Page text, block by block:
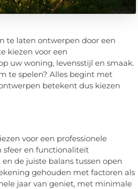
te laten ontwerpen door een
kiezen voor een
uw woning, levensstijl en smaak.
te spelen? Alles begint met
betekent dus kiezen
voor een professionele
sfeer en functionaliteit
de juiste balans tussen open
gehouden met factoren als
jaar van geniet, met minimale